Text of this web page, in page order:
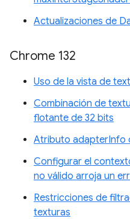
Actualizaciones de
Chrome 132
Uso de la vista de
Combinación de
flotante de 32 bits
Atributo adapterInfo
Configurar el
no válido arroja un
Restricciones de
texturas